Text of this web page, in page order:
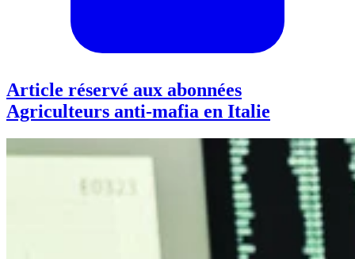
Article réservé aux abonnées
Agriculteurs anti-mafia en Italie